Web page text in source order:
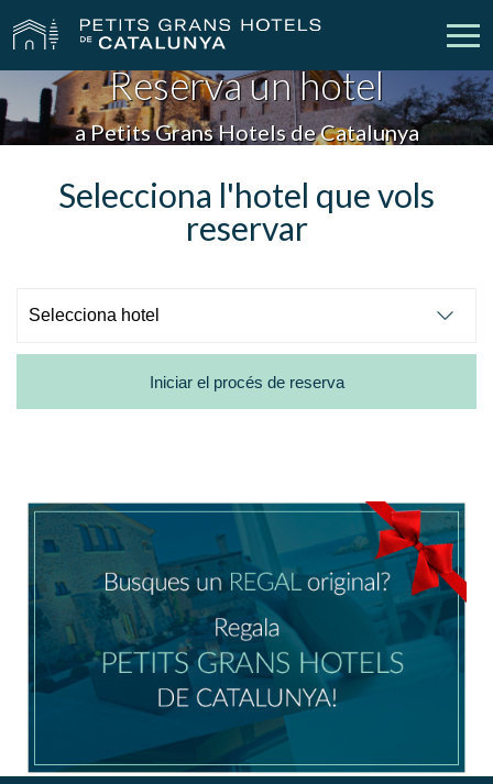
Els Nostres Hotels Escapades
Casaments
Descobreix Catalunya
Ubicació/nom de l'hotel
CA ES EN
Reserva un hotel
a Petits Grans Hotels de Catalunya
Selecciona l'hotel que vols
reservar
Iniciar el procés de reserva
Modificar cookies